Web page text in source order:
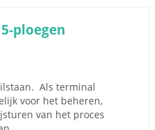
ploegen
Als terminal
voor het beheren,
van het proces